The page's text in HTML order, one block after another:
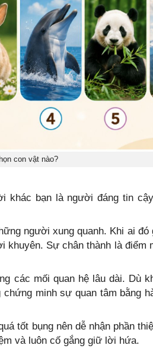
con vật nào?
khác bạn là người đáng tin
người xung quanh. Khi ai đó
khuyên. Sự chân thành là điểm
các mối quan hệ lâu dài. Dù
minh sự quan tâm bằng
tốt bụng nên dễ nhận phần
và luôn cố gắng giữ lời hứa.